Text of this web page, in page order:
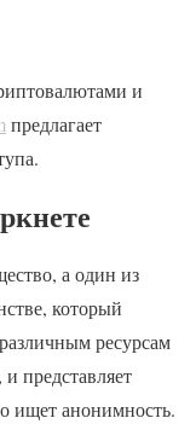
и
предлагает
а один из
который
ресурсам
представляет
ищет анонимность.